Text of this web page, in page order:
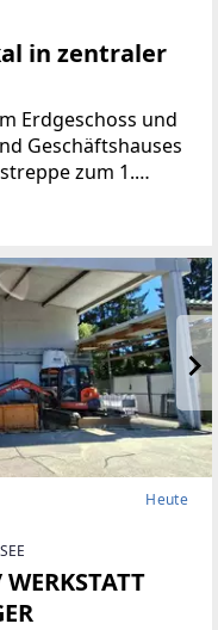
in zentraler
Erdgeschoss und
Geschäftshauses
zum 1.
- im alten
Fußgängerzone
Heute